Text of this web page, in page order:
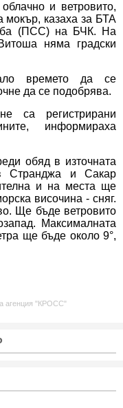
и ветровито,
мокър, казаха за БТА
(ПСС) на БЧК. На
няма градски
времето да се
да се подобрява.
са регистрирани
информираха
обяд в източната
Странджа и Сакар
и на места ще
височина - сняг.
Ще бъде ветровито
Максималната
ще бъде около 9°,
агенция "КРОСС"